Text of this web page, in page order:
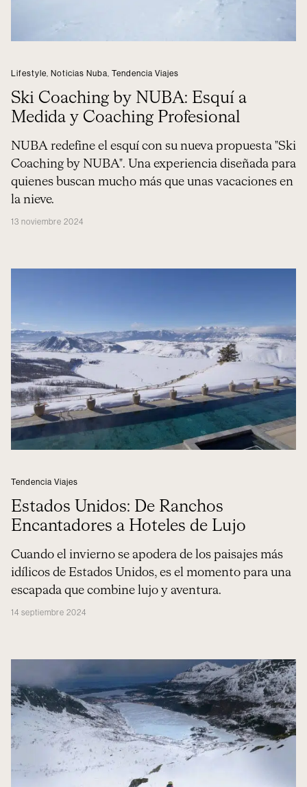
Lifestyle Noticias Nuba Tendencia Viajes
Ski Coaching by NUBA: Esquí a
Medida y Coaching Profesional
NUBA redefine el esquí con su nueva propuesta "Ski
Coaching by NUBA". Una experiencia diseñada para
quienes buscan mucho más que unas vacaciones en
la nieve.
13 noviembre 2024
Tendencia Viajes
Estados Unidos: De Ranchos
Encantadores a Hoteles de Lujo
Cuando el invierno se apodera de los paisajes más
idílicos de Estados Unidos, es el momento para una
escapada que combine lujo y aventura.
14 septiembre 2024